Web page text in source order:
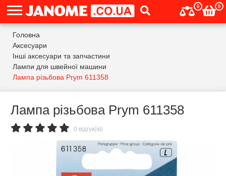
0 0
Головна
Аксесуари
Інші аксесуари та запчастини
Лампи для швейної машини
Лампа різьбова Prym 611358
Лампа різьбова Prym 611358
0 відгук(ів)